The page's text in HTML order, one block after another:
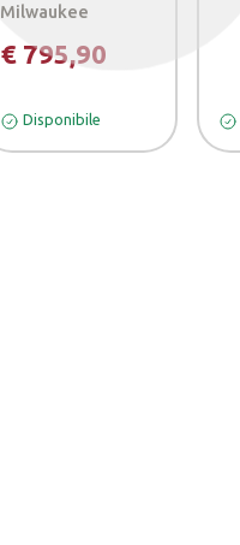
Milwaukee
€ 795,90
Disponibile